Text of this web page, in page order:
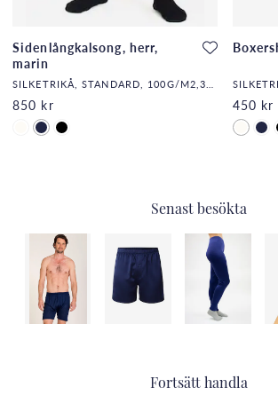
Sidenlångkalsong, herr,
marin
SILKETRIKÅ, STANDARD, 100G/M2,32,DF
850 kr 450 kr
Senast besökta
Fortsätt handla